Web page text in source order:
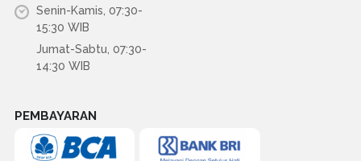
Senin-Kamis, 07:30-
15:30 WIB
Jumat-Sabtu, 07:30-
14:30 WIB
PEMBAYARAN